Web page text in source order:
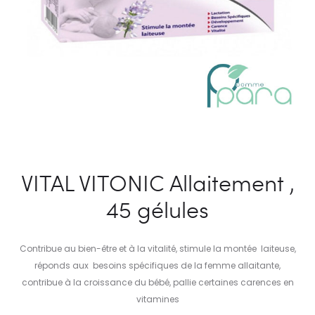
VITAL VITONIC Allaitement ,
45 gélules
Contribue au bien-être et à la vitalité, stimule la montée laiteuse,
réponds aux besoins spécifiques de la femme allaitante,
contribue à la croissance du bébé, pallie certaines carences en
vitamines